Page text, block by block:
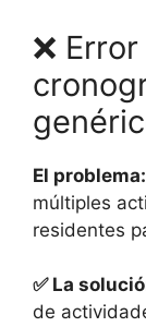
❌
El problema:
múltiples
residentes
✅ La
de